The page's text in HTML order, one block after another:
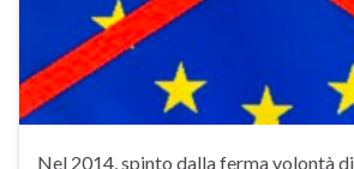
Nel 2014, spinto dalla ferma volontà